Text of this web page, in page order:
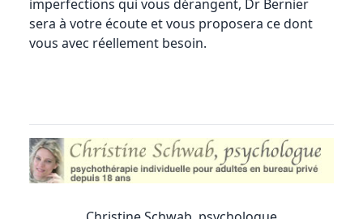
imperfections qui vous dérangent, Dr Bernier
sera à votre écoute et vous proposera ce dont
vous avec réellement besoin.